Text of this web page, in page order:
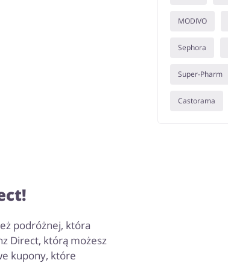
podróżnej, która
Direct, którą możesz
kupony, które
MODIVO
Sephora
Super-Pharm
Castorama